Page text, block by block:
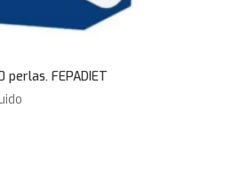
FEPADIET